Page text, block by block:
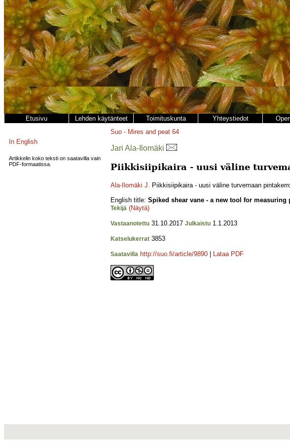
Etusivu Lehden käytänteet Toimituskunta Yhteystiedot
In English
Artikkelin koko teksti on saatavilla vain
PDF-formaatissa.
Suo - Mires and peat 64
Jari Ala-Ilomäki
Piikkisiipikaira - uusi väline
Ala-Ilomäki J. Piikkisiipikaira - uusi väline turvemaan
English title: Spiked shear vane - a new tool for measuring
Tekijä (Näytä)
Vastaanotettu 31.10.2017 Julkaistu 1.1.2013
Katselukerrat 3853
Saatavilla http://suo.fi/article/9890 Lataa PDF